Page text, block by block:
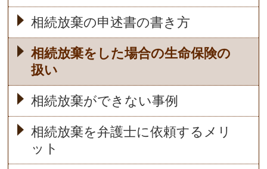
相続放棄の申述書の書き方
相続放棄をした場合の生命保険の
扱い
相続放棄ができない事例
相続放棄を弁護士に依頼するメリ
ット